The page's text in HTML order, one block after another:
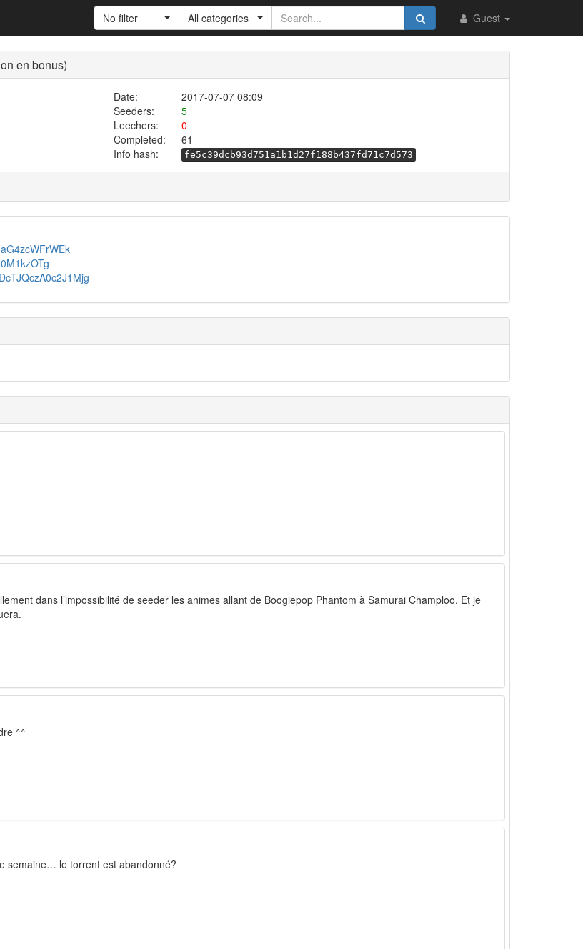
Guest
No filter All categories
en bonus)
Date:
2017-07-07 08:09
Seeders:
5
Leechers:
0
Completed:
61
Info hash:
fe5c39dcb93d751a1b1d27f188b437fd71c7d573
dans l’impossibilité de seeder les animes allant de Boogiepop Phantom à Samurai Champloo. Et je
^^
semaine… le torrent est abandonné?